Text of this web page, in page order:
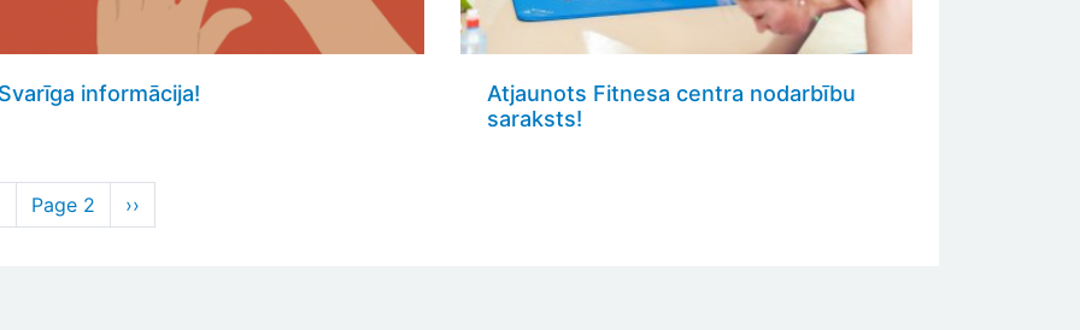
Svarīga informācija!
Atjaunots Fitnesa centra nodarbību
saraksts!
Page 2
Next
page
››